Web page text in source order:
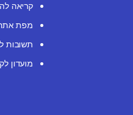
קריאה
מפת
תשובות
מועדון